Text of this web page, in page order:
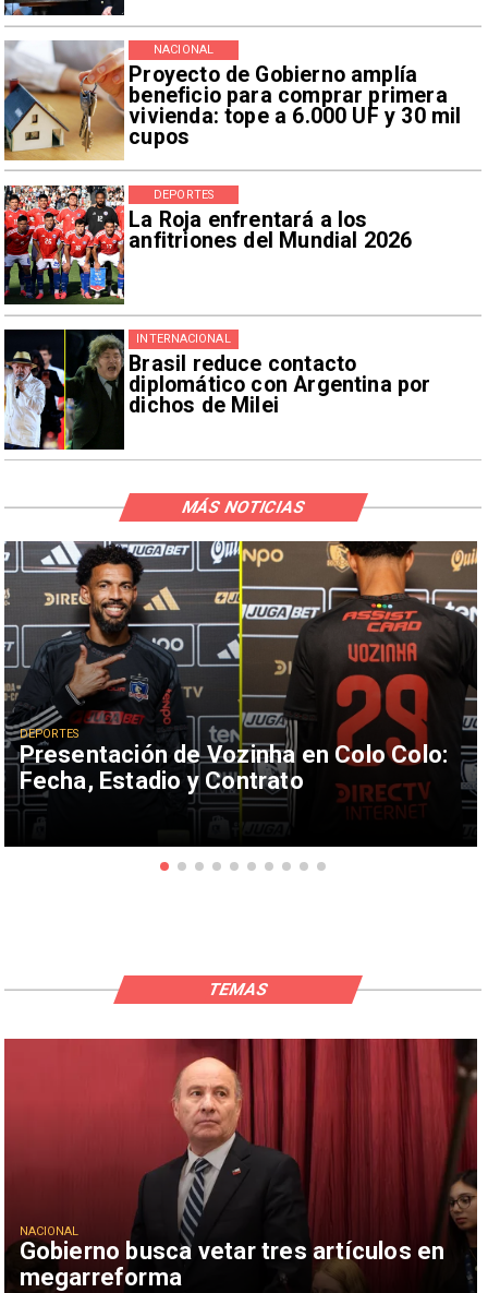
Proyecto de Gobierno amplía
beneficio para comprar primera
vivienda: tope a 6.000 UF y 30 mil
cupos
NACIONAL
La Roja enfrentará a los
anfitriones del Mundial 2026
DEPORTES
Brasil reduce contacto
diplomático con Argentina por
dichos de Milei
INTERNACIONAL
Presentación de Vozinha en Colo Colo:
Fecha, Estadio y Contrato
DEPORTES
MÁS NOTICIAS
Gobierno busca vetar tres artículos en
megarreforma
NACIONAL
TEMAS